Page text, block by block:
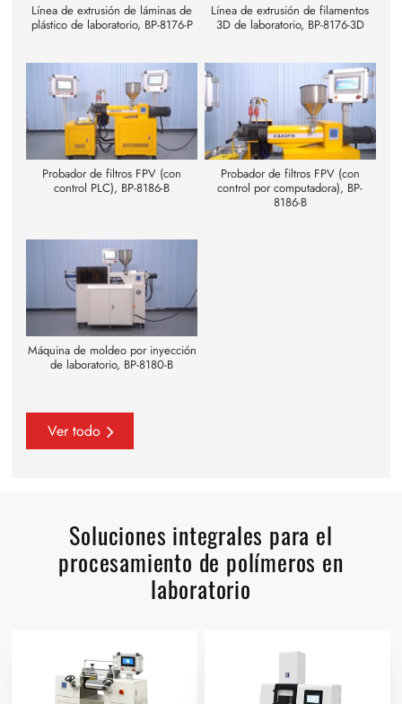
Línea de extrusión de láminas de
plástico de laboratorio, BP-8176-P
Línea de extrusión de filamentos
3D de laboratorio, BP-8176-3D
Probador de filtros FPV (con
control PLC), BP-8186-B
Probador de filtros FPV (con
control por computadora), BP-
8186-B
Máquina de moldeo por inyección
de laboratorio, BP-8180-B
Ver todo
Soluciones integrales para el
procesamiento de polímeros en
laboratorio